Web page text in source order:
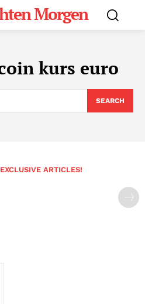
Morgen
kurs euro
SEARCH
ARTICLES!